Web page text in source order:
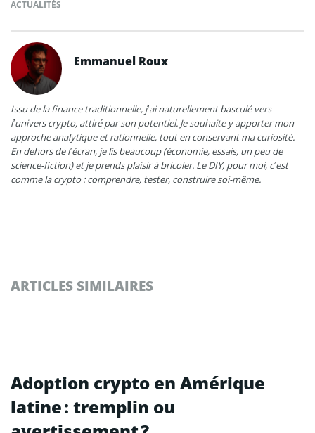
ACTUALITÉS
Emmanuel Roux
Issu de la finance traditionnelle, j’ai naturellement basculé vers
l’univers crypto, attiré par son potentiel. Je souhaite y apporter mon
approche analytique et rationnelle, tout en conservant ma curiosité.
En dehors de l’écran, je lis beaucoup (économie, essais, un peu de
science-fiction) et je prends plaisir à bricoler. Le DIY, pour moi, c’est
comme la crypto : comprendre, tester, construire soi-même.
ARTICLES SIMILAIRES
Adoption crypto en Amérique
latine : tremplin ou